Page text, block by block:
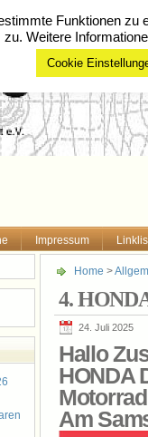
Impressum
Home >
4.
24. Juli 2025
Hallo
HONDA
Am
Funktionen
Weitere
Cookie